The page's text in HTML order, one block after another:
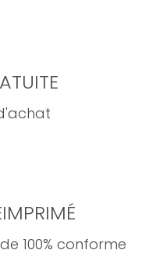
100% conforme